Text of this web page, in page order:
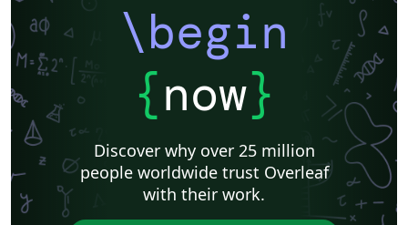
\begin
{now}
Discover why over 25 million
people worldwide trust Overleaf
with their work.